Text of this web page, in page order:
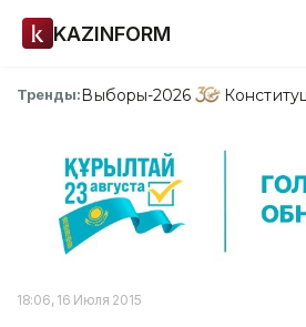
KAZINFORM
Тренды:Выборы-2026
18:06, 16 Июля 2015